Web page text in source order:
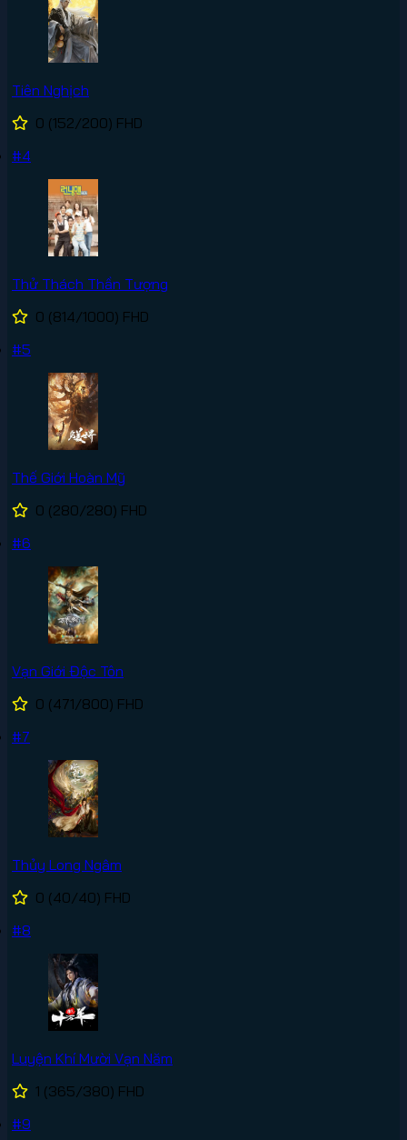
Tiên Nghịch
0 (152/200) FHD
#4
Thử Thách Thần Tượng
0 (814/1000) FHD
#5
Thế Giới Hoàn Mỹ
0 (280/280) FHD
#6
Vạn Giới Độc Tôn
0 (471/800) FHD
#7
Thủy Long Ngâm
0 (40/40) FHD
#8
Luyện Khí Mười Vạn Năm
1 (365/380) FHD
#9